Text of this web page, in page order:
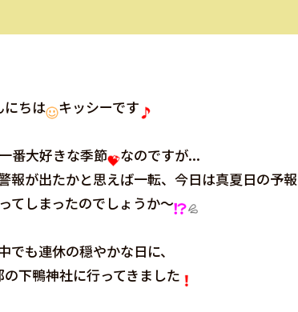
にちは キッシーです
番大好きな季節
なのですが...
報が出たかと思えば一転、今日は真夏日の予報
てしまったのでしょうか～
でも連休の穏やかな日に、
下鴨神社に行ってきました